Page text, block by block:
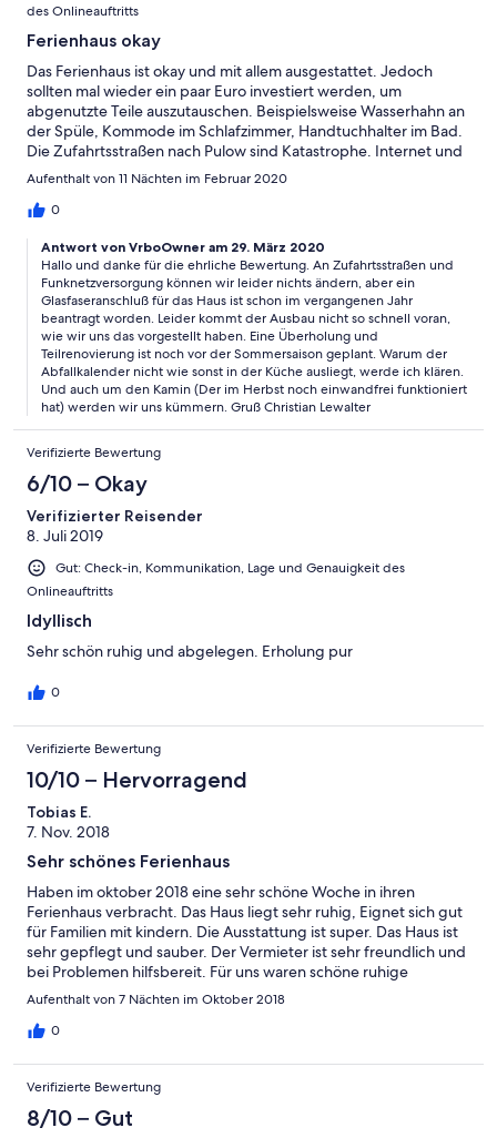
des Onlineauftritts
Ferienhaus okay
Das Ferienhaus ist okay und mit allem ausgestattet. Jedoch
sollten mal wieder ein paar Euro investiert werden, um
abgenutzte Teile auszutauschen. Beispielsweise Wasserhahn an
der Spüle, Kommode im Schlafzimmer, Handtuchhalter im Bad.
Die Zufahrtsstraßen nach Pulow sind Katastrophe. Internet und
Funknetz nicht vorhanden. Fehlende Informationen über die
lieber nicht benutzen. Abzug undicht bzw. laienhaft installiert.
Aufenthalt von 11 Nächten im Februar 2020
0
Antwort von VrboOwner am 29. März 2020
Hallo und danke für die ehrliche Bewertung. An Zufahrtsstraßen und
Funknetzversorgung können wir leider nichts ändern, aber ein
Glasfaseranschluß für das Haus ist schon im vergangenen Jahr
beantragt worden. Leider kommt der Ausbau nicht so schnell voran,
wie wir uns das vorgestellt haben. Eine Überholung und
Teilrenovierung ist noch vor der Sommersaison geplant. Warum der
Abfallkalender nicht wie sonst in der Küche ausliegt, werde ich klären.
Und auch um den Kamin (Der im Herbst noch einwandfrei funktioniert
hat) werden wir uns kümmern. Gruß Christian Lewalter
Verifizierte Bewertung
6/10 – Okay
Verifizierter Reisender
8. Juli 2019
Gut: Check-in, Kommunikation, Lage und Genauigkeit des
Onlineauftritts
Idyllisch
Sehr schön ruhig und abgelegen. Erholung pur
0
Verifizierte Bewertung
10/10 – Hervorragend
Tobias E.
7. Nov. 2018
Sehr schönes Ferienhaus
Haben im oktober 2018 eine sehr schöne Woche in ihren
Ferienhaus verbracht. Das Haus liegt sehr ruhig, Eignet sich gut
für Familien mit kindern. Die Ausstattung ist super. Das Haus ist
sehr gepflegt und sauber. Der Vermieter ist sehr freundlich und
bei Problemen hilfsbereit. Für uns waren schöne ruhige
Urlaubstage, fern ab von Stress und Hektik. Gerne mal wieder
Aufenthalt von 7 Nächten im Oktober 2018
0
Verifizierte Bewertung
8/10 – Gut